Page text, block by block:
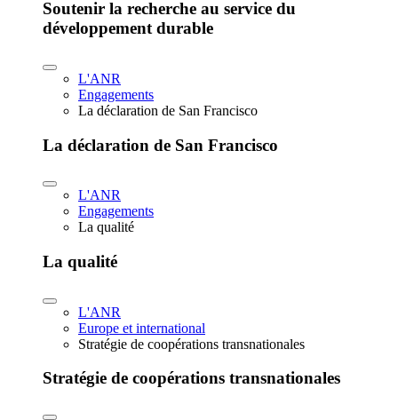
Soutenir la recherche au service du
développement durable
L'ANR
Engagements
La déclaration de San Francisco
La déclaration de San Francisco
L'ANR
Engagements
La qualité
La qualité
L'ANR
Europe et international
Stratégie de coopérations transnationales
Stratégie de coopérations transnationales